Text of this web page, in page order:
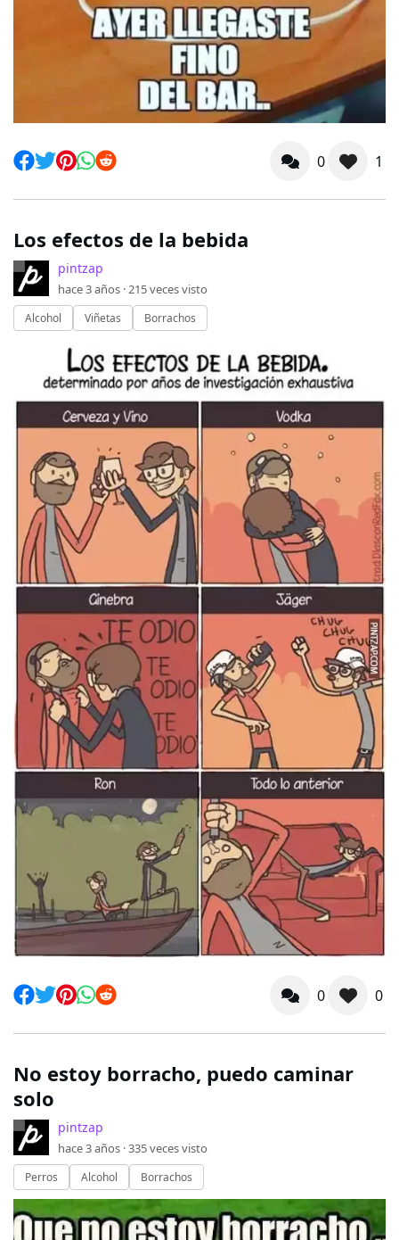
0 1
Los efectos de la bebida
pintzap
hace 3 años ·215veces visto
Alcohol Viñetas Borrachos
0 0
No estoy borracho, puedo caminar
solo
pintzap
hace 3 años ·335veces visto
Perros Alcohol Borrachos